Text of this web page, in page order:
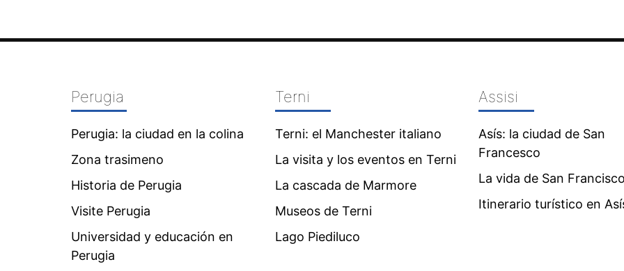
Perugia
Perugia: la ciudad en la colina
Zona trasimeno
Historia de Perugia
Visite Perugia
Universidad y educación en
Perugia
Terni
Terni: el Manchester italiano
La visita y los eventos en Terni
La cascada de Marmore
Museos de Terni
Lago Piediluco
Assisi
Asís: la ciudad de San
Francesco
La vida de San Francisco
Itinerario turístico en